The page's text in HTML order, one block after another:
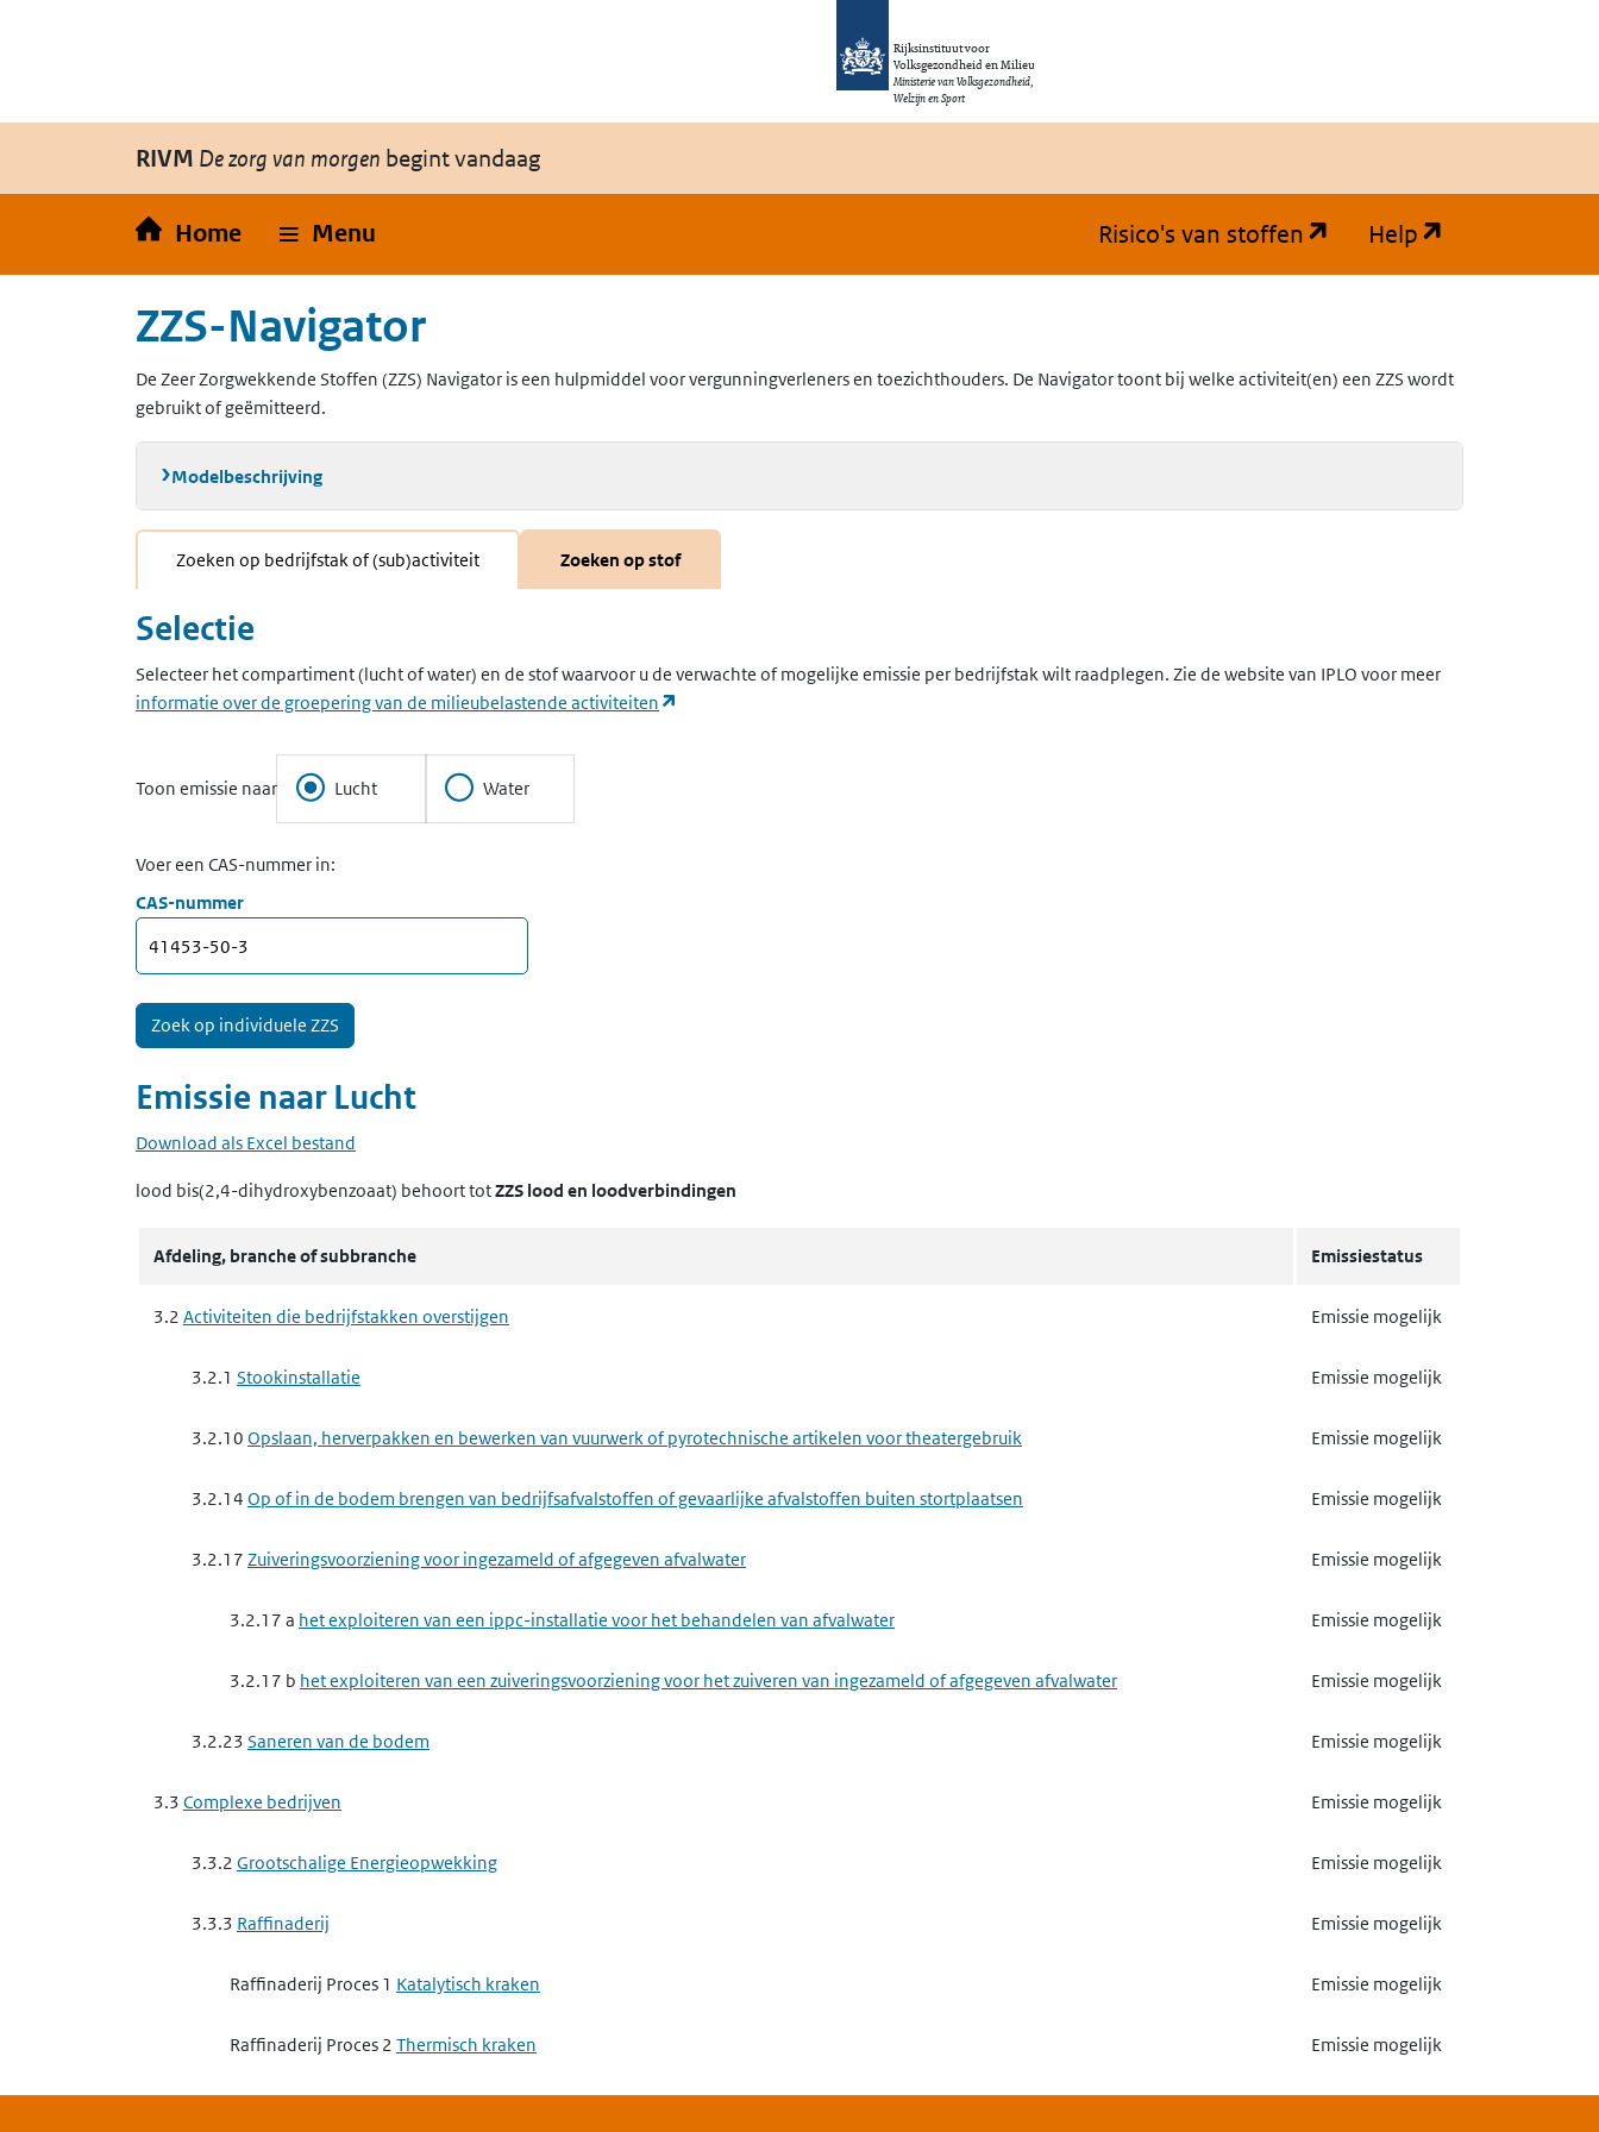
Rijksinstituut voor
Volksgezondheid en Milieu
Ministerie van Volksgezondheid,
Welzijn en Sport
RIVM De zorg van morgen begint vandaag
Home Menu Risico's van stoffen (opent in een nieuw
Help
ZZS-Navigator
De Zeer Zorgwekkende Stoffen (ZZS) Navigator is een hulpmiddel voor vergunningverleners en toezichthouders. De Navigator toont bij welke activiteit(en) een ZZS wordt
gebruikt of geëmitteerd.
Modelbeschrijving
Zoeken op bedrijfstak of (sub)activiteit Zoeken op stof
Selectie
Selecteer het compartiment (lucht of water) en de stof waarvoor u de verwachte of mogelijke emissie per bedrijfstak wilt raadplegen. Zie de website van IPLO voor meer
informatie over de groepering van de milieubelastende activiteiten
Toon emissie naar Lucht Water
Voer een CAS-nummer in:
CAS-nummer
Emissie naar Lucht
Download als Excel bestand
lood bis(2,4-dihydroxybenzoaat) behoort totZZS lood en loodverbindingen
Afdeling, branche of subbranche Emissiestatus
3.2 Activiteiten die bedrijfstakken overstijgen Emissie mogelijk
3.2.1 Stookinstallatie Emissie mogelijk
3.2.10 Opslaan, herverpakken en bewerken van vuurwerk of pyrotechnische artikelen voor theatergebruik Emissie mogelijk
3.2.14 Op of in de bodem brengen van bedrijfsafvalstoffen of gevaarlijke afvalstoffen buiten stortplaatsen Emissie mogelijk
3.2.17 Zuiveringsvoorziening voor ingezameld of afgegeven afvalwater Emissie mogelijk
3.2.17 a het exploiteren van een ippc-installatie voor het behandelen van afvalwater Emissie mogelijk
3.2.17 b het exploiteren van een zuiveringsvoorziening voor het zuiveren van ingezameld of afgegeven afvalwater Emissie mogelijk
3.2.23 Saneren van de bodem Emissie mogelijk
3.3 Complexe bedrijven Emissie mogelijk
3.3.2 Grootschalige Energieopwekking Emissie mogelijk
3.3.3 Raffinaderij Emissie mogelijk
Raffinaderij Proces 1 Katalytisch kraken Emissie mogelijk
Raffinaderij Proces 2 Thermisch kraken Emissie mogelijk